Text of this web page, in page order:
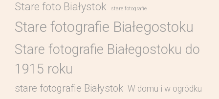
Stare foto Białystok stare fotografie
Stare fotografie Białegostoku
Stare fotografie Białegostoku do
1915 roku
stare fotografie Białystok W domu i w ogródku